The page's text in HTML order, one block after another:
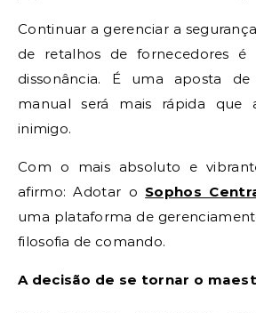
Continuar a gerenciar a
de retalhos de fornecedores é
dissonância. É uma aposta
manual será mais rápida que
inimigo.
Com o mais absoluto e
afirmo: Adotar o Sophos
uma plataforma de
filosofia de comando.
A decisão de se tornar o